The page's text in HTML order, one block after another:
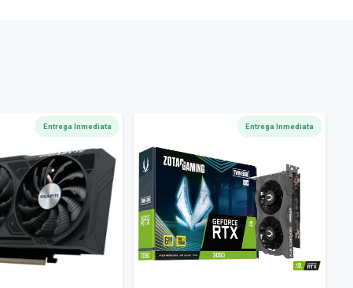
Entrega Inmediata Entrega Inmediata